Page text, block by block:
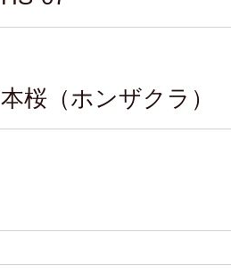
本桜（ホンザクラ）